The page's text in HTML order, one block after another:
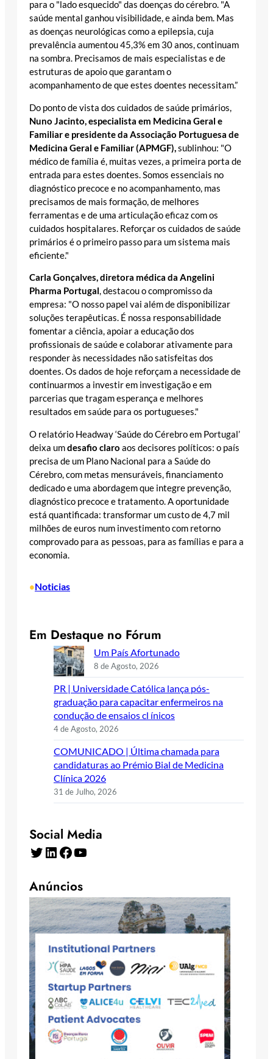
para o "lado esquecido" das doenças do cérebro. "A
saúde mental ganhou visibilidade, e ainda bem. Mas
as doenças neurológicas como a epilepsia, cuja
prevalência aumentou 45,3% em 30 anos, continuam
na sombra. Precisamos de mais especialistas e de
estruturas de apoio que garantam o
acompanhamento de que estes doentes necessitam.”
Do ponto de vista dos cuidados de saúde primários,
Nuno Jacinto, especialista em Medicina Geral e
Familiar e presidente da Associação Portuguesa de
Medicina Geral e Familiar (APMGF),sublinhou: "O
médico de família é, muitas vezes, a primeira porta de
entrada para estes doentes. Somos essenciais no
diagnóstico precoce e no acompanhamento, mas
precisamos de mais formação, de melhores
ferramentas e de uma articulação eficaz com os
cuidados hospitalares. Reforçar os cuidados de saúde
primários é o primeiro passo para um sistema mais
eficiente."
Carla Gonçalves, diretora médica da Angelini
Pharma Portugal, destacou o compromisso da
empresa: "O nosso papel vai além de disponibilizar
soluções terapêuticas. É nossa responsabilidade
fomentar a ciência, apoiar a educação dos
profissionais de saúde e colaborar ativamente para
responder às necessidades não satisfeitas dos
doentes. Os dados de hoje reforçam a necessidade de
continuarmos a investir em investigação e em
parcerias que tragam esperança e melhores
resultados em saúde para os portugueses."
O relatório Headway ‘Saúde do Cérebro em Portugal’
deixa umdesafio claro aos decisores políticos: o país
precisa de um Plano Nacional para a Saúde do
Cérebro, com metas mensuráveis, financiamento
dedicado e uma abordagem que integre prevenção,
diagnóstico precoce e tratamento. A oportunidade
está quantificada: transformar um custo de 4,7 mil
milhões de euros num investimento com retorno
comprovado para as pessoas, para as famílias e para a
economia.
•Noticias
Em Destaque no Fórum
Um País Afortunado
8 de Agosto, 2026
PR | Universidade Católica lança pós-
graduação para capacitar enfermeiros na
condução de ensaios cl ínicos
4 de Agosto, 2026
COMUNICADO | Última chamada para
candidaturas ao Prémio Bial de Medicina
Clínica 2026
31 de Julho, 2026
Social Media
Twitter LinkedIn Facebook YouTube
Anúncios